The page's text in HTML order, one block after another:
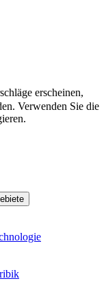
erscheinen,
Verwenden Sie die